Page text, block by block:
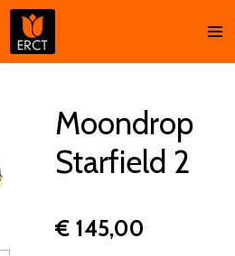
Moondrop
Starfield 2
€ 145,00